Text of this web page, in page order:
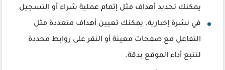
يمكنك تحديد أهداف مثل إتمام عملية شراء أو التسجيل
في نشرة إخبارية. يمكنك تعيين أهداف متعددة مثل
التفاعل مع صفحات معينة أو النقر على روابط محددة
لتتبع أداء الموقع بدقة.